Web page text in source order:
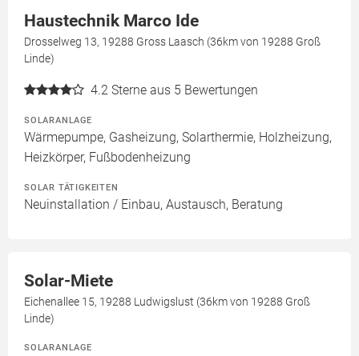
Haustechnik Marco Ide
Drosselweg 13, 19288 Gross Laasch (36km von 19288 Groß
Linde)
4.2 Sterne aus 5 Bewertungen
SOLARANLAGE
Wärmepumpe, Gasheizung, Solarthermie, Holzheizung,
Heizkörper, Fußbodenheizung
SOLAR TÄTIGKEITEN
Neuinstallation / Einbau, Austausch, Beratung
Solar-Miete
Eichenallee 15, 19288 Ludwigslust (36km von 19288 Groß
Linde)
SOLARANLAGE